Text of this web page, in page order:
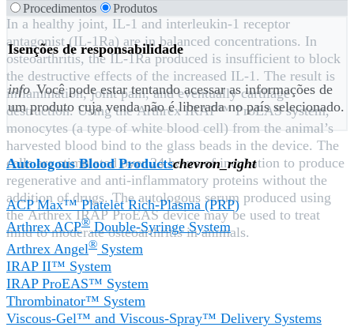
In a healthy joint, IL-1 and interleukin-1 receptor
antagonist (IL-1Ra) are in balanced concentrations. In
osteoarthritis, the IL-1Ra produced is insufficient to block
the destructive effects of the increased IL-1. The result is
inflammation, joint pain, and eventually cartilage
destruction. Using the Arthrex IRAP™ ProEAS system,
monocytes (a type of white blood cell) from the animal’s
harvested blood bind to the glass beads in the device. The
cells are stimulated over 24 hours of incubation to produce
regenerative and anti-inflammatory proteins without the
addition of drugs. The autologous serum produced using
the Arthrex IRAP ProEAS device may be used to treat
mild to moderate osteoarthritis in animals.
Procedimentos Produtos
Isenções de responsabilidade
info Você pode estar tentando acessar as informações de
um produto cuja venda não é liberada no país selecionado.
Autologous Blood Productschevron_right
ACP Max™ Platelet Rich-Plasma (PRP)
Arthrex ACP® Double-Syringe System
Arthrex Angel® System
IRAP II™ System
IRAP ProEAS™ System
Thrombinator™ System
Viscous-Gel™ and Viscous-Spray™ Delivery Systems